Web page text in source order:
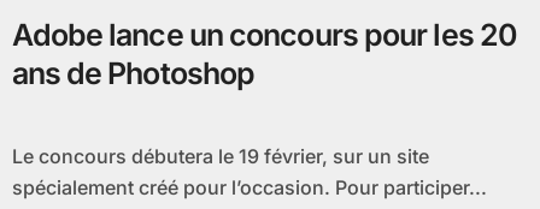
Adobe lance un concours pour les 20
ans de Photoshop
Le concours débutera le 19 février, sur un site
spécialement créé pour l’occasion. Pour participer...